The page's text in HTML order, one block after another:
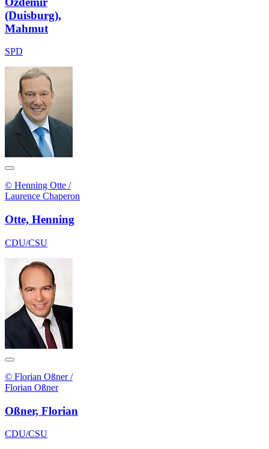
(Duisburg),
Mahmut
SPD
© Henning Otte /
Laurence Chaperon
Otte, Henning
CDU/CSU
© Florian Oßner /
Florian Oßner
Oßner, Florian
CDU/CSU